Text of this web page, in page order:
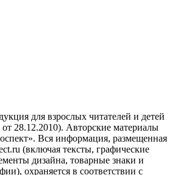
для взрослых читателей и детей
28.12.2010). Авторские материалы
Вся информация, размещенная
(включая тексты, графические
дизайна, товарные знаки и
охраняется в соответствии с